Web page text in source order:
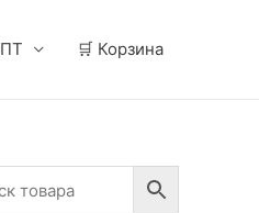
🛒 Корзина